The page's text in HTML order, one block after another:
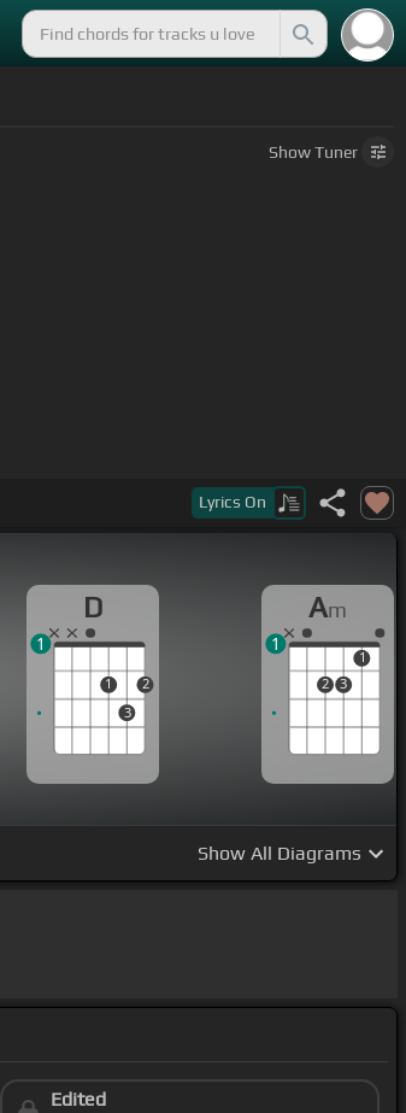
ShowTuner
Lyrics On
D
1
3
2
1
Am
2 3
1
1
Show All Diagrams
Edited